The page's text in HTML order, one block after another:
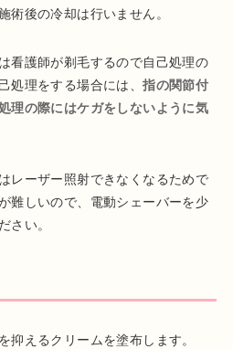
術後の冷却は行いません。
看護師が剃毛するので自己処理の
処理をする場合には、指の関節付
理の際にはケガをしないように気
レーザー照射できなくなるためで
難しいので、電動シェーバーを少
さい。
抑えるクリームを塗布します。